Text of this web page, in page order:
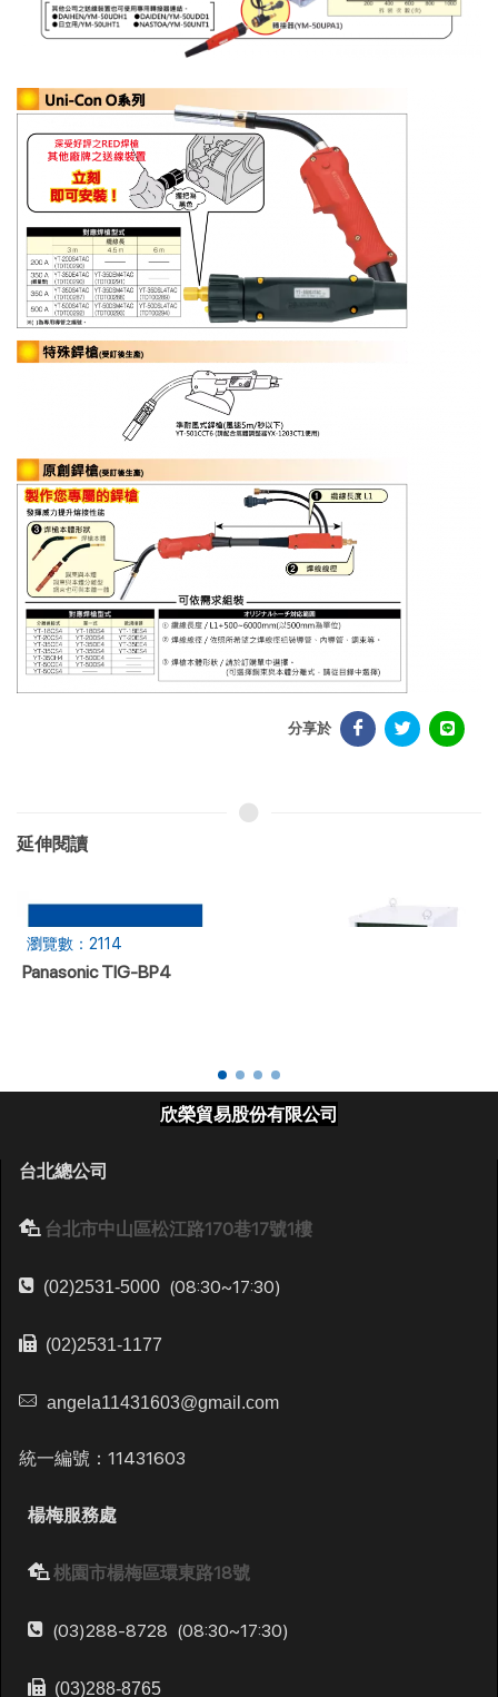
分享於
延伸閱讀
瀏覽數：2114
Panasonic TIG-BP4
欣榮貿易股份有限公司
台北總公司
台北市中山區松江路170巷17號1樓
(02)2531-5000 (08:30~17:30)
(02)2531-1177
angela11431603@gmail.com
統一編號：11431603
楊梅服務處
桃園市楊梅區環東路18號
(03)288-8728 (08:30~17:30)
(03)288-8765